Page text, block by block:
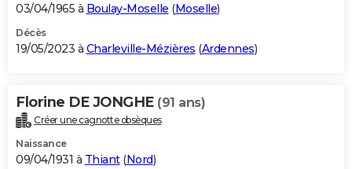
03/04/1965 à Boulay-Moselle (Moselle)
Décès
19/05/2023 à Charleville-Mézières (Ardennes)
Florine DE JONGHE (91 ans)
Créer une cagnotte obsèques
Naissance
09/04/1931 à Thiant(Nord)